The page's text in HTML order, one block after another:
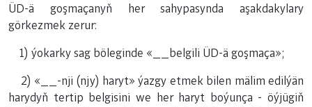
ÜD-ä goşmaçanyň her sahypasynda aşakdakylary
görkezmek zerur:
1) ýokarky sag böleginde «__belgili ÜD-ä goşmaça»;
2) «__-nji (njy) haryt» ýazgy etmek bilen mälim edilýän
harydyň tertip belgisini we her haryt boýunça - öýjügiň